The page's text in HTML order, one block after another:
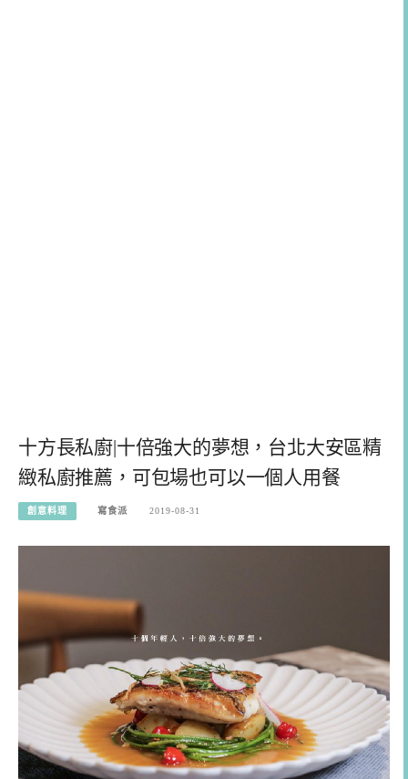
十方長私廚|十倍強大的夢想，台北大安區精
緻私廚推薦，可包場也可以一個人用餐
創意料理 寫食派 2019-08-31